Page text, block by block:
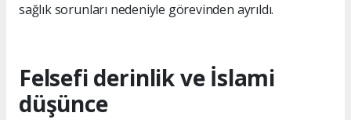
sağlık sorunları nedeniyle görevinden ayrıldı.
Felsefi derinlik ve İslami
düşünce